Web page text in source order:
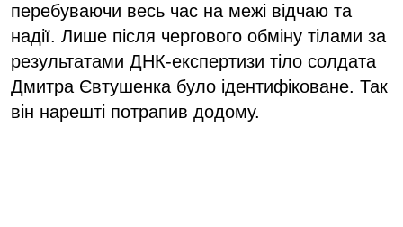
перебуваючи весь час на межі відчаю та
надії. Лише після чергового обміну тілами за
результатами ДНК-експертизи тіло солдата
Дмитра Євтушенка було ідентифіковане. Так
він нарешті потрапив додому.